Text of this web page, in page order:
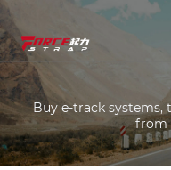
Buy e-track systems,
from